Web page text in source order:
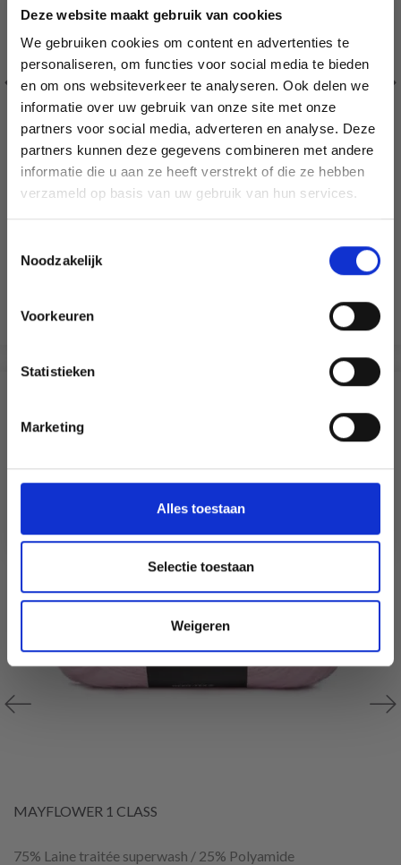
Deze website maakt gebruik van cookies
We gebruiken cookies om content en advertenties te
personaliseren, om functies voor social media te bieden
en om ons websiteverkeer te analyseren. Ook delen we
informatie over uw gebruik van onze site met onze
partners voor social media, adverteren en analyse. Deze
partners kunnen deze gegevens combineren met andere
informatie die u aan ze heeft verstrekt of die ze hebben
verzameld op basis van uw gebruik van hun services.
Noodzakelijk
Voorkeuren
Statistieken
Marketing
Alles toestaan
Selectie toestaan
Weigeren
EUR 0.95EUR 1.60
Voir toutes les options
MAYFLOWER 1 CLASS
75% Laine traitée superwash / 25% Polyamide
Économisez jusqu'à 50 %
Soyez le premier à connaître nos soldes et
Wil je liever nieuws ontvangen over onze
Nederlands?